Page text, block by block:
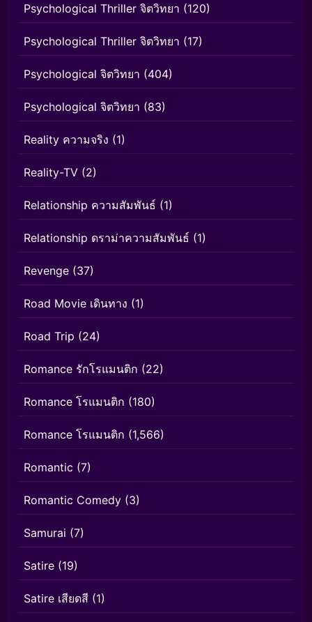
Psychological Thriller จิตวิทยา (120)
Psychological Thriller จิตวิทยา (17)
Psychological จิตวิทยา (404)
Psychological จิตวิทยา (83)
Reality ความจริง (1)
Reality-TV (2)
Relationship ความสัมพันธ์ (1)
Relationship ดราม่าความสัมพันธ์ (1)
Revenge (37)
Road Movie เดินทาง (1)
Road Trip (24)
Romance รักโรแมนติก (22)
Romance โรแมนติก (180)
Romance โรแมนติก (1,566)
Romantic (7)
Romantic Comedy (3)
Samurai (7)
Satire (19)
Satire เสียดสี (1)